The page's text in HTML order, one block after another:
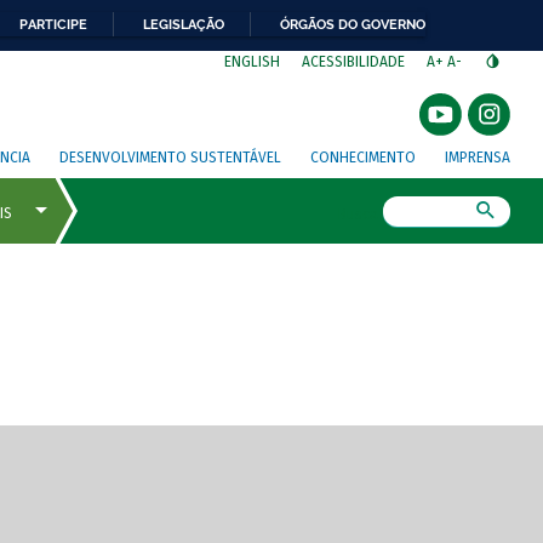
PARTICIPE LEGISLAÇÃO ÓRGÃOS DO GOVERNO
ENGLISH ACESSIBILIDADE A+ A-
DESENVOLVIMENTO SUSTENTÁVEL CONHECIMENTO IMPRENSA
de tela